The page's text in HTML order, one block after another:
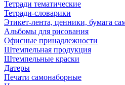
Тетради тематические
Тетради-словарики
Этикет-лента, ценники, бумага
Альбомы для рисования
Офисные принадлежности
Штемпельная продукция
Штемпельные краски
Датеры
Печати самонаборные